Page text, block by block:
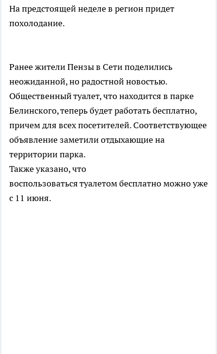
На предстоящей неделе в регион придет
похолодание.
Ранее жители Пензы в Сети поделились
неожиданной, но радостной новостью.
Общественный туалет, что находится в парке
Белинского, теперь будет работать бесплатно,
причем для всех посетителей. Соответствующее
объявление заметили отдыхающие на
территории парка.
Также указано, что
воспользоваться туалетом бесплатно можно уже
с 11 июня.